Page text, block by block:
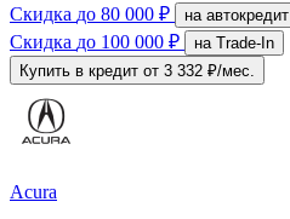
Скидка до 80 000 ₽ на автокредит
Скидка до 100 000 ₽
на Trade-In
Купить в кредит от 3 332 ₽/мес.
Acura